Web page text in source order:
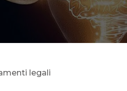
legali